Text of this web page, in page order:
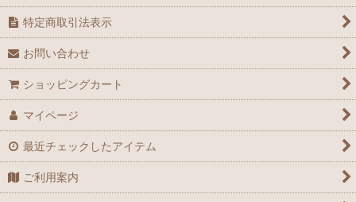
特定商取引法表示
お問い合わせ
ショッピングカート
マイページ
最近チェックしたアイテム
ご利用案内